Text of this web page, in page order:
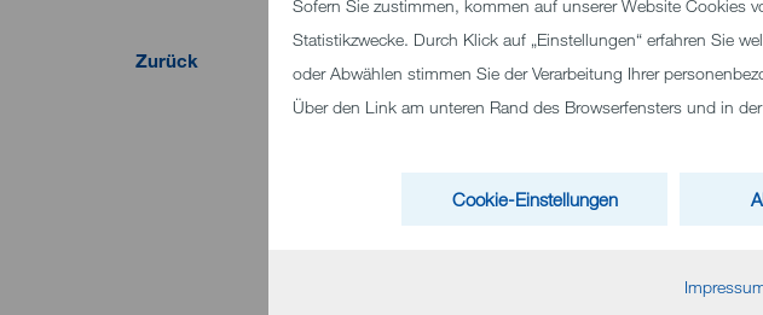
Sofern Sie zustimmen, kommen auf unserer Website Cookies
Statistikzwecke. Durch Klick auf „Einstellungen“ erfahren Sie
oder Abwählen stimmen Sie der Verarbeitung Ihrer
Über den Link am unteren Rand des Browserfensters und in
Cookie-Einstellungen
Zurück